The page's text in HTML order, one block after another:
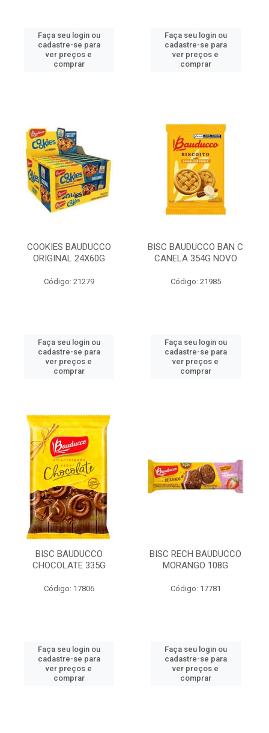
Faça seu login ou
cadastre-se para
ver preços e
comprar
Faça seu login ou
cadastre-se para
ver preços e
comprar
COOKIES BAUDUCCO
ORIGINAL 24X60G
Código: 21279
Faça seu login ou
cadastre-se para
ver preços e
comprar
BISC BAUDUCCO BAN C
CANELA 354G NOVO
Código: 21985
Faça seu login ou
cadastre-se para
ver preços e
comprar
BISC BAUDUCCO
CHOCOLATE 335G
Código: 17806
Faça seu login ou
cadastre-se para
ver preços e
comprar
BISC RECH BAUDUCCO
MORANGO 108G
Código: 17781
Faça seu login ou
cadastre-se para
ver preços e
comprar